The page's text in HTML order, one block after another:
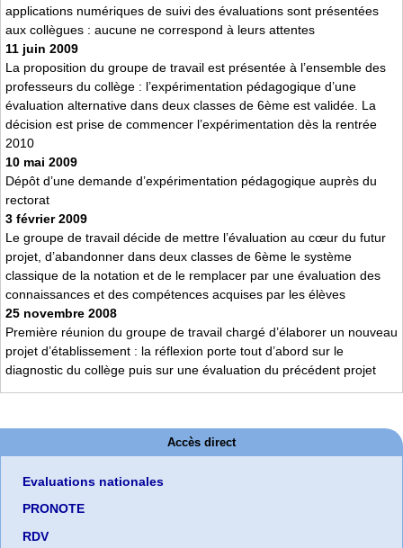
applications numériques de suivi des évaluations sont présentées
aux collègues : aucune ne correspond à leurs attentes
11 juin 2009
La proposition du groupe de travail est présentée à l’ensemble des
professeurs du collège : l’expérimentation pédagogique d’une
évaluation alternative dans deux classes de 6ème est validée. La
décision est prise de commencer l’expérimentation dès la rentrée
2010
10 mai 2009
Dépôt d’une demande d’expérimentation pédagogique auprès du
rectorat
3 février 2009
Le groupe de travail décide de mettre l’évaluation au cœur du futur
projet, d’abandonner dans deux classes de 6ème le système
classique de la notation et de le remplacer par une évaluation des
connaissances et des compétences acquises par les élèves
25 novembre 2008
Première réunion du groupe de travail chargé d’élaborer un nouveau
projet d’établissement : la réflexion porte tout d’abord sur le
diagnostic du collège puis sur une évaluation du précédent projet
Accès direct
Evaluations nationales
PRONOTE
RDV